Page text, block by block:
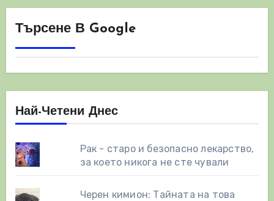
Търсене В Google
Най-Четени Днес
Рак - старо и безопасно лекарство,
за което никога не сте чували
Черен кимион: Тайната на това